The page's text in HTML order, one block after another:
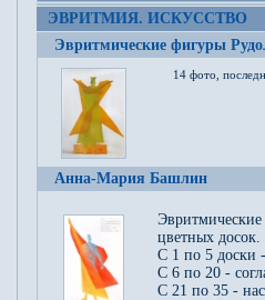
ЭВРИТМИЯ. ИСКУССТВО
Эвритмические фигуры
14 фото,
Анна-Мария Башлин
цветных досок.
С 1 по 5 доски
С 6 по 20 -
С 21 по 35 -